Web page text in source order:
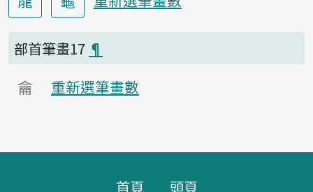
部首筆畫17 ¶
龠 重新選筆畫數
首頁 頭頁